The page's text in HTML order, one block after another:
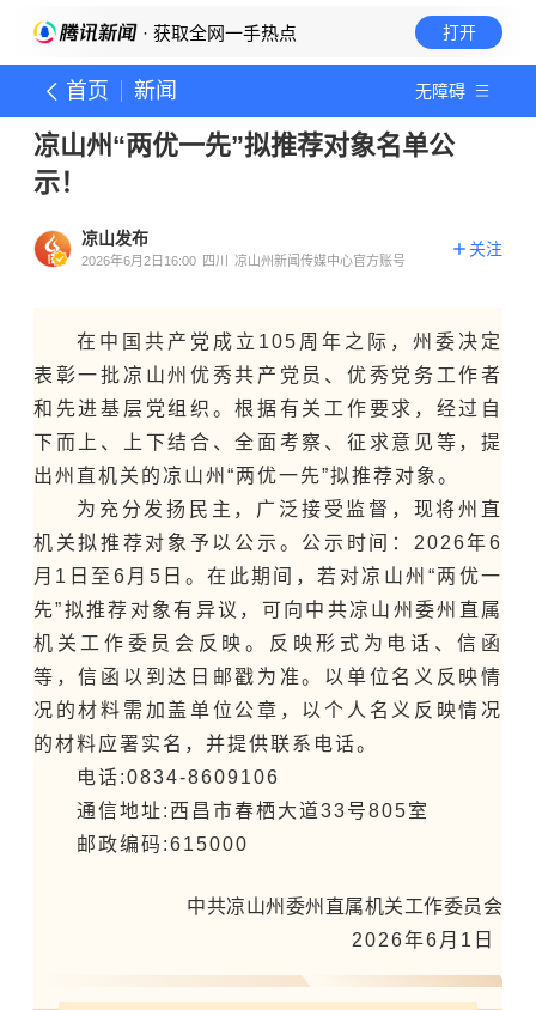
· 获取全网一手热点 打开
首页 新闻 无障碍
凉山州“两优一先”拟推荐对象名单公
示！
凉山发布
2026年6月2日16:00 四川 凉山州新闻传媒中心官方账号
关注
在中国共产党成立105周年之际，州委决定
表彰一批凉山州优秀共产党员、优秀党务工作者
和先进基层党组织。根据有关工作要求，经过自
下而上、上下结合、全面考察、征求意见等，提
出州直机关的凉山州“两优一先”拟推荐对象。
为充分发扬民主，广泛接受监督，现将州直
机关拟推荐对象予以公示。公示时间：2026年6
月1日至6月5日。在此期间，若对凉山州“两优一
先”拟推荐对象有异议，可向中共凉山州委州直属
机关工作委员会反映。反映形式为电话、信函
等，信函以到达日邮戳为准。以单位名义反映情
况的材料需加盖单位公章，以个人名义反映情况
的材料应署实名，并提供联系电话。
电话:0834-8609106
通信地址:西昌市春栖大道33号805室
邮政编码:615000
中共凉山州委州直属机关工作委员会
2026年6月1日